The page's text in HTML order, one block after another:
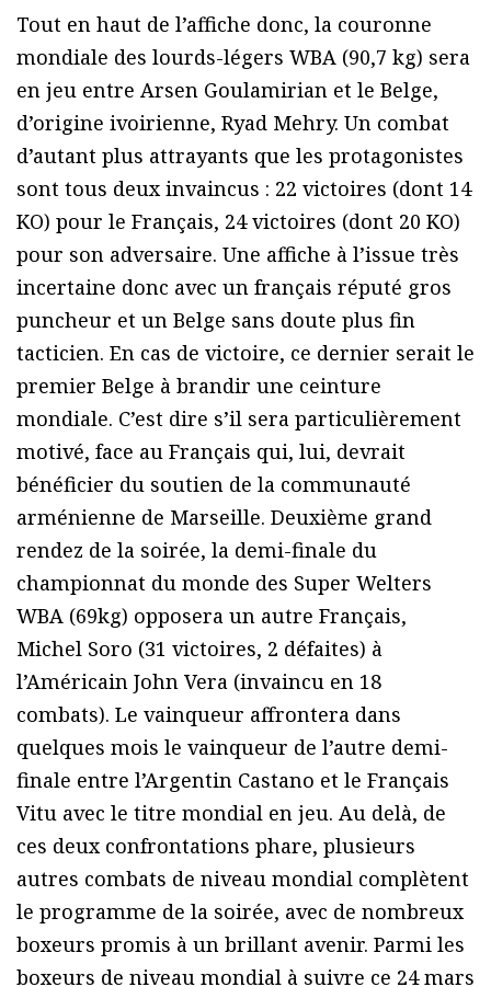
Tout en haut de l’affiche donc, la couronne
mondiale des lourds-légers WBA (90,7 kg) sera
en jeu entre Arsen Goulamirian et le Belge,
d’origine ivoirienne, Ryad Mehry. Un combat
d’autant plus attrayants que les protagonistes
sont tous deux invaincus : 22 victoires (dont 14
KO) pour le Français, 24 victoires (dont 20 KO)
pour son adversaire. Une affiche à l’issue très
incertaine donc avec un français réputé gros
puncheur et un Belge sans doute plus fin
tacticien. En cas de victoire, ce dernier serait le
premier Belge à brandir une ceinture
mondiale. C’est dire s’il sera particulièrement
motivé, face au Français qui, lui, devrait
bénéficier du soutien de la communauté
arménienne de Marseille. Deuxième grand
rendez de la soirée, la demi-finale du
championnat du monde des Super Welters
WBA (69kg) opposera un autre Français,
Michel Soro (31 victoires, 2 défaites) à
l’Américain John Vera (invaincu en 18
combats). Le vainqueur affrontera dans
quelques mois le vainqueur de l’autre demi-
finale entre l’Argentin Castano et le Français
Vitu avec le titre mondial en jeu. Au delà, de
ces deux confrontations phare, plusieurs
autres combats de niveau mondial complètent
le programme de la soirée, avec de nombreux
boxeurs promis à un brillant avenir. Parmi les
boxeurs de niveau mondial à suivre ce 24 mars